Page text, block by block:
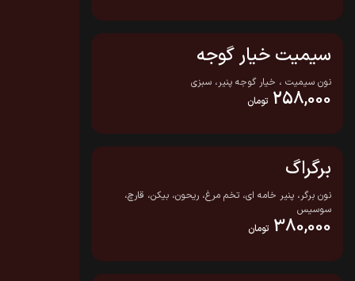
سیمیت خیار گوجه
نون سیمیت ، خیار گوجه پنیر، سبزی
258,000 تومان
برگراگ
نون برگر، پنیر خامه ای، تخم مرغ، ریحون، بیکن، قارچ،
سوسیس
380,000 تومان